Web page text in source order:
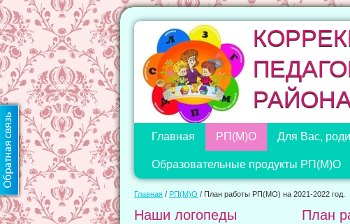
Главная РП(М)О Для Вас,
Образовательные продукты РП(М)О
Главная / РП(М)О / План работы РП(МО) на 2021-2022 год.
Наши логопеды План